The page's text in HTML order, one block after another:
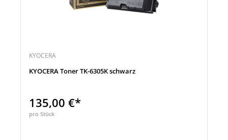
KYOCERA
KYOCERA Toner TK-6305K schwarz
135,00 €*
pro Stück